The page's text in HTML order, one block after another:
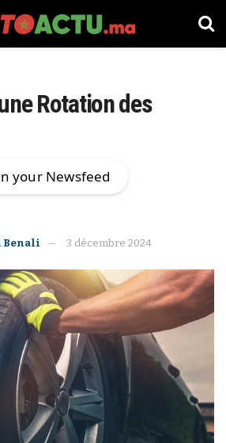
Rotation des
your Newsfeed
Benali 3 décembre 2024